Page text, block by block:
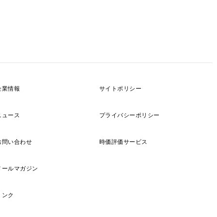
業情報
ュース
問い合わせ
ールマガジン
ンク
サイトポリシー
プライバシーポリシー
時価評価サービス